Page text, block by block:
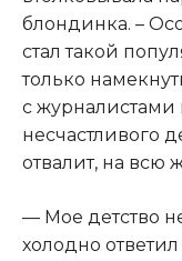
блондинка. –
стал такой
только
с журналистами
несчастливого
отвалит, на всю
— Мое детство
холодно